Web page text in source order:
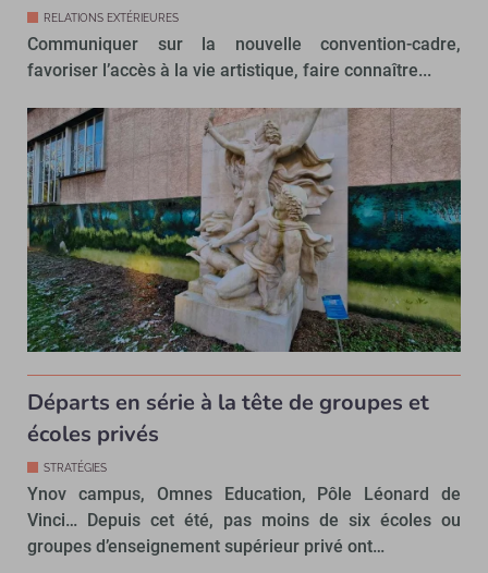
RELATIONS EXTÉRIEURES
Communiquer sur la nouvelle convention-cadre,
favoriser l’accès à la vie artistique, faire connaître...
Départs en série à la tête de groupes et
écoles privés
STRATÉGIES
Ynov campus, Omnes Education, Pôle Léonard de
Vinci… Depuis cet été, pas moins de six écoles ou
groupes d’enseignement supérieur privé ont…